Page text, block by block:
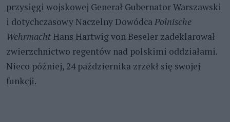
przysięgi wojskowej Generał Gubernator Warszawski
i dotychczasowy Naczelny DowódcaPolnische
Wehrmacht Hans Hartwig von Beseler zadeklarował
zwierzchnictwo regentów nad polskimi oddziałami.
Nieco później, 24 października zrzekł się swojej
funkcji.